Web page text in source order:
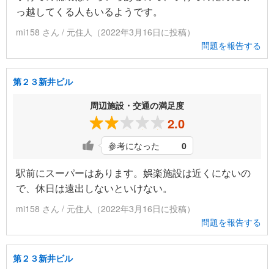
っ越してくる人もいるようです。
mi158 さん / 元住人（2022年3月16日に投稿）
問題を報告する
第２３新井ビル
周辺施設・交通の満足度
2.0
参考になった 0
駅前にスーパーはあります。娯楽施設は近くにないの
で、休日は遠出しないといけない。
mi158 さん / 元住人（2022年3月16日に投稿）
問題を報告する
第２３新井ビル